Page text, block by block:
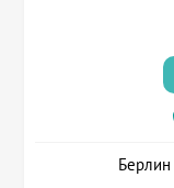
Берлин